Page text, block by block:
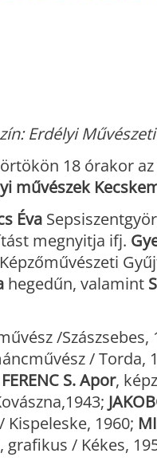
Erdélyi
18 órakor az
művészek
Éva
megnyitja ifj.
hegedűn, valamint
/Szászsebes,
/ Torda,
FERENC S. Apor,
Kispeleske, 1960;
, grafikus / Kékes,